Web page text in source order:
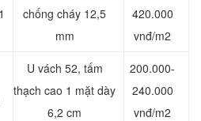
chống cháy 12,5
mm
420.000
vnđ/m2
U vách 52, tấm
thạch cao 1 mặt dày
6,2 cm
200.000-
240.000
vnđ/m2